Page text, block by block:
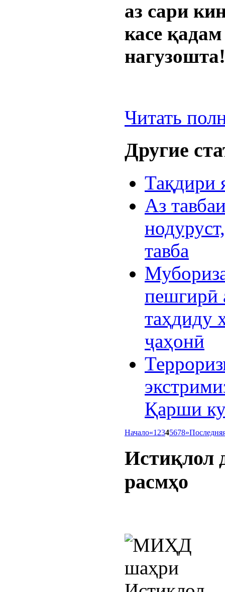
аз сари
касе қадам
нагузошта!
Читать
Другие
Тақдири
Аз
тавба
пешгирӣ
таҳдиду
ҷаҳонӣ
Қарши
Начало«1 2345678»
Истиқлол
расмҳо